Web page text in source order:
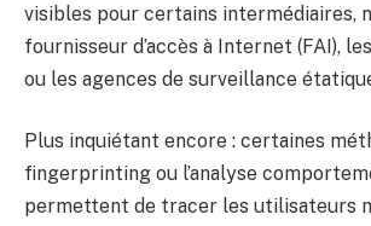
visibles pour certains intermédiaires,
fournisseur d’accès à Internet (FAI),
ou les agences de surveillance
Plus inquiétant encore : certaines
fingerprinting ou l’analyse
permettent de tracer les utilisateurs